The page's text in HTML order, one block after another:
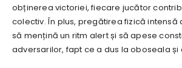
obținerea victoriei, fiecare jucător
colectiv. În plus, pregătirea fizică intensă
să mențină un ritm alert și să apese
adversarilor, fapt ce a dus la oboseala